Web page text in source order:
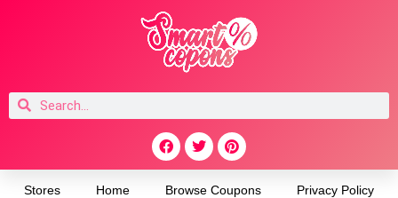
Stores Home Browse Coupons Privacy Policy